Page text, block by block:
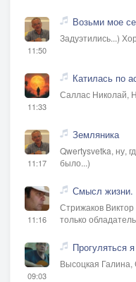
11:50
Возьми мое
Задуэтились...)
11:33
Катилась по
Саллас Николай,
11:17
Земляника
Qwertysvetka, ну,
было...)
11:16
Смысл жизни.
Стрижаков
только
09:03
Прогуляться
Высоцкая Галина,